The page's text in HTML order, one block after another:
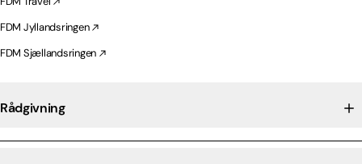
FDM Jyllandsringen
FDM Sjællandsringen
Rådgivning